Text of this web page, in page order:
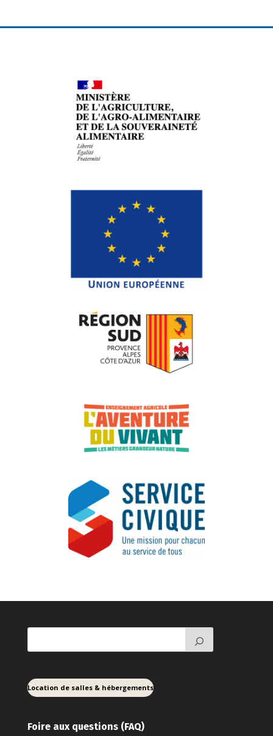
Location de salles & hébergements
Foire aux questions (FAQ)